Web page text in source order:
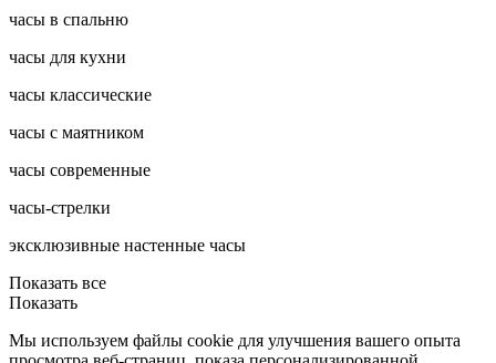
часы в спальню
часы для кухни
часы классические
часы с маятником
часы современные
часы-стрелки
эксклюзивные настенные часы
Показать все
Показать
Мы используем файлы cookie для улучшения вашего опыта